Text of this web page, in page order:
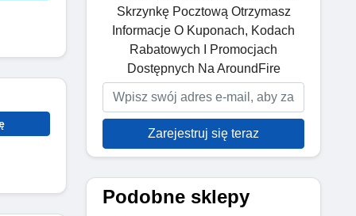
Skrzynkę Pocztową Otrzymasz
Informacje O Kuponach, Kodach
Rabatowych I Promocjach
Dostępnych Na AroundFire
Zarejestruj się teraz
Podobne sklepy